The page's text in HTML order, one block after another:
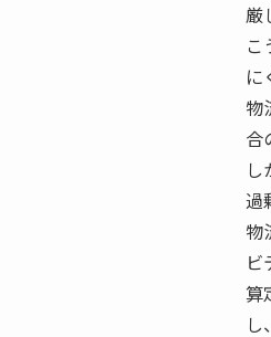
厳
に
物
合
し
過
物
ビ
算